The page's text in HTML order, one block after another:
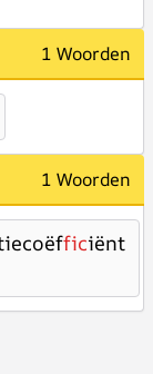
1 Woorden
1 Woorden
ficiënt